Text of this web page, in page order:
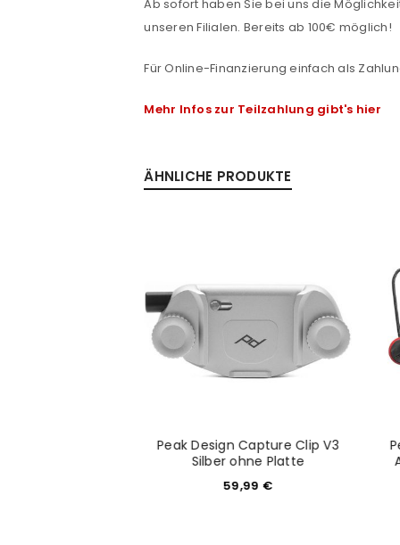
Passwort*
Ab sofort haben Sie bei uns die
unseren Filialen. Bereits ab 100€ möglich!
Für Online-Finanzierung einfach als
Mehr Infos zur Teilzahlung gibt's hier
ÄHNLICHE PRODUKTE
Peak Design Capture Clip V3
Silber ohne Platte
59,99 €